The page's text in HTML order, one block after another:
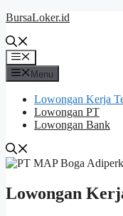
Langsung
isi
BursaLoker.id
Menu
Menu
Lowongan Kerja
Lowongan PT
Lowongan Bank
Lowongan